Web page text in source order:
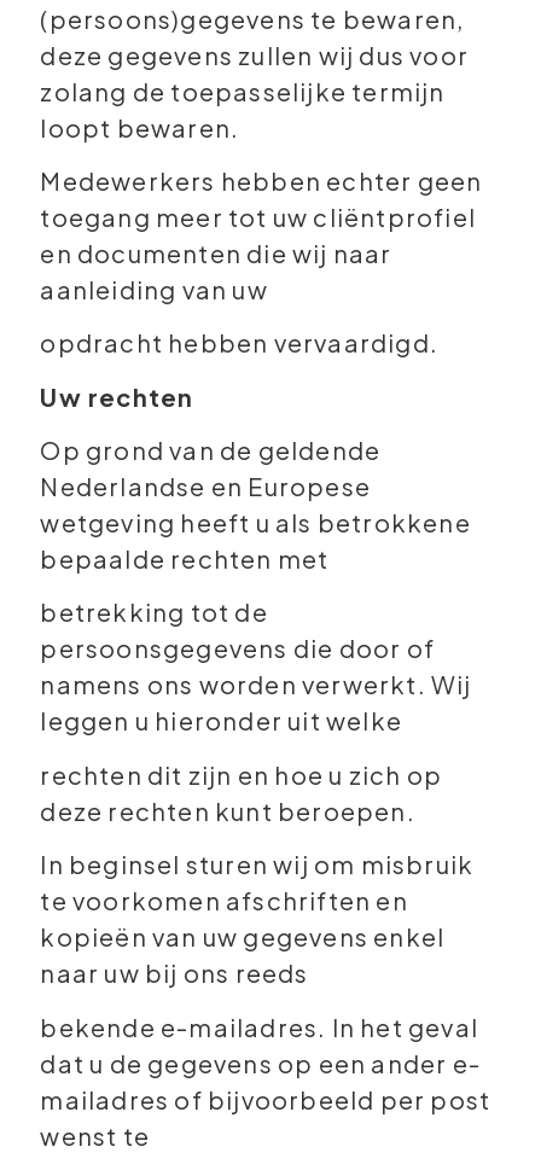
(persoons)gegevens te bewaren,
deze gegevens zullen wij dus voor
zolang de toepasselijke termijn
loopt bewaren.
Medewerkers hebben echter geen
toegang meer tot uw cliëntprofiel
en documenten die wij naar
aanleiding van uw
opdracht hebben vervaardigd.
Uw rechten
Op grond van de geldende
Nederlandse en Europese
wetgeving heeft u als betrokkene
bepaalde rechten met
betrekking tot de
persoonsgegevens die door of
namens ons worden verwerkt. Wij
leggen u hieronder uit welke
rechten dit zijn en hoe u zich op
deze rechten kunt beroepen.
In beginsel sturen wij om misbruik
te voorkomen afschriften en
kopieën van uw gegevens enkel
naar uw bij ons reeds
bekende e-mailadres. In het geval
dat u de gegevens op een ander e-
mailadres of bijvoorbeeld per post
wenst te